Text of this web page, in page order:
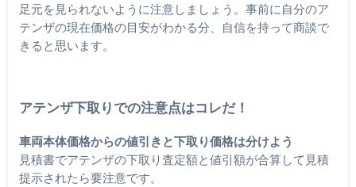
足元を見られないように注意しましょう。事前に自分のア
テンザの現在価格の目安がわかる分、自信を持って商談で
きると思います。
アテンザ下取りでの注意点はコレだ！
車両本体価格からの値引きと下取り価格は分けよう
見積書でアテンザの下取り査定額と値引額が合算して見積
提示されたら要注意です。